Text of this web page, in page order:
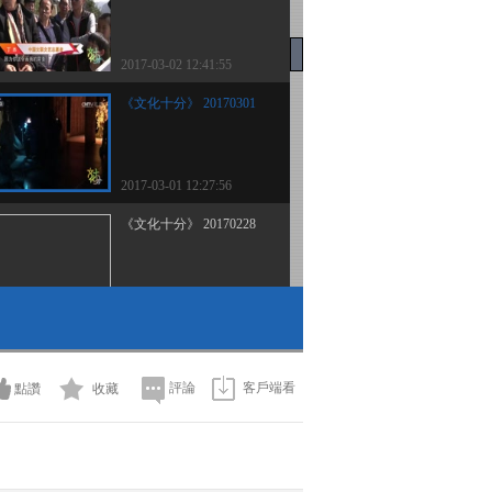
2017-03-02 12:41:55
《文化十分》 20170301
2017-03-01 12:27:56
《文化十分》 20170228
2017-02-27 15:27:54
點讚 收藏 評論 客戶端看